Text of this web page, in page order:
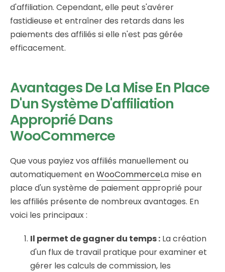
d'affiliation. Cependant, elle peut s'avérer
fastidieuse et entraîner des retards dans les
paiements des affiliés si elle n'est pas gérée
efficacement.
Avantages De La Mise En Place
D'un Système D'affiliation
Approprié Dans
WooCommerce
Que vous payiez vos affiliés manuellement ou
automatiquement enWooCommerceLa mise en
place d'un système de paiement approprié pour
les affiliés présente de nombreux avantages. En
voici les principaux :
Il permet de gagner du temps : La création
d'un flux de travail pratique pour examiner et
gérer les calculs de commission, les